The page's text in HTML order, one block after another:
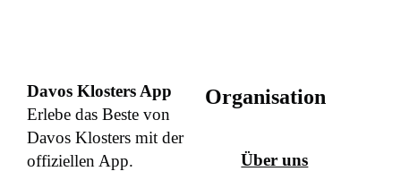
Davos Klosters App
Erlebe das Beste von
Davos Klosters mit der
offiziellen App.
Organisation
Über uns